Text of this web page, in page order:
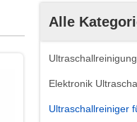
Alle
Elektronik
Ultraschallreiniger